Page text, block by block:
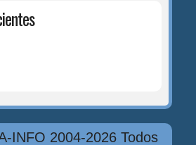
INFO 2004-2026 Todos